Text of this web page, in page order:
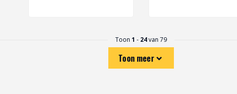
Toon1 - 24van 79
Toon meer